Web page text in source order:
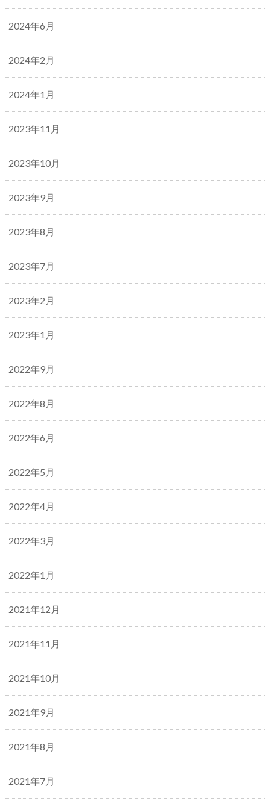
2024年6月
2024年2月
2024年1月
2023年11月
2023年10月
2023年9月
2023年8月
2023年7月
2023年2月
2023年1月
2022年9月
2022年8月
2022年6月
2022年5月
2022年4月
2022年3月
2022年1月
2021年12月
2021年11月
2021年10月
2021年9月
2021年8月
2021年7月